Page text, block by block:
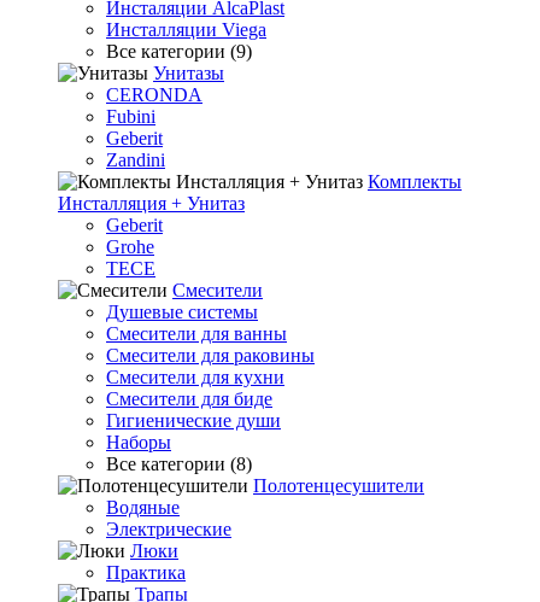
Инсталяции AlcaPlast
Инсталляции Viega
Все категории (9)
Унитазы
CERONDA
Fubini
Geberit
Zandini
Комплекты
Инсталляция + Унитаз
Geberit
Grohe
TECE
Смесители
Душевые системы
Смесители для ванны
Смесители для раковины
Смесители для кухни
Смесители для биде
Гигиенические души
Наборы
Все категории (8)
Полотенцесушители
Водяные
Электрические
Люки
Практика
Трапы